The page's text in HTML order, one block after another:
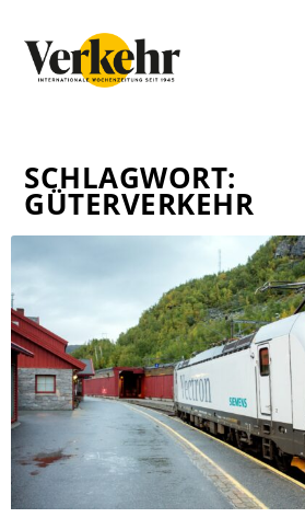
SCHLAGWORT:
GÜTERVERKEHR